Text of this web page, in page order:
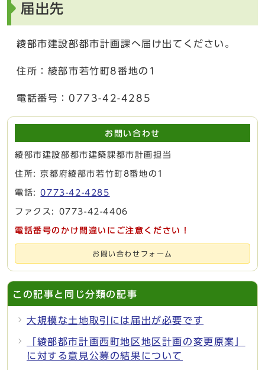
届出先
綾部市建設部都市計画課へ届け出てください。
住所：綾部市若竹町8番地の1
電話番号：0773-42-4285
お問い合わせ
綾部市建設部都市建築課都市計画担当
住所: 京都府綾部市若竹町8番地の1
電話:0773-42-4285
ファクス: 0773-42-4406
電話番号のかけ間違いにご注意ください！
お問い合わせフォーム
この記事と同じ分類の記事
大規模な土地取引には届出が必要です
「綾部都市計画西町地区地区計画の変更原案」
に対する意見公募の結果について